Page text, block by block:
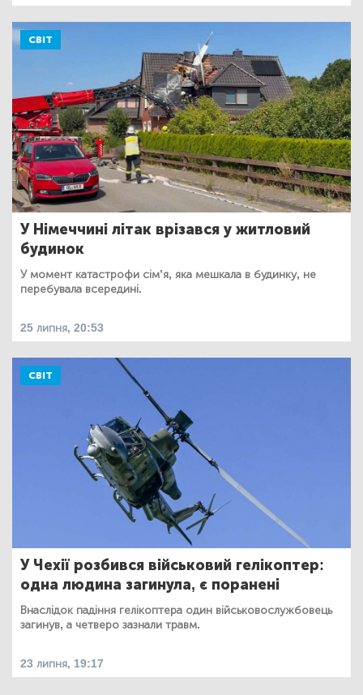
СВІТ
У Німеччині літак врізався у житловий
будинок
У момент катастрофи сім’я, яка мешкала в будинку, не
перебувала всередині.
25 липня, 20:53
СВІТ
У Чехії розбився військовий гелікоптер:
одна людина загинула, є поранені
Внаслідок падіння гелікоптера один військовослужбовець
загинув, а четверо зазнали травм.
23 липня, 19:17